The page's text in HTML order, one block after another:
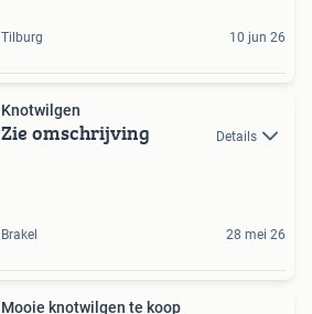
Tilburg 10 jun 26
Knotwilgen
Zie omschrijving Details
Brakel 28 mei 26
Mooie knotwilgen te koop